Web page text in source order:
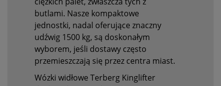
butlami. Nasze kompaktowe
jednostki, nadal oferujące znaczny
udźwig 1500 kg, są doskonałym
wyborem, jeśli dostawy często
przemieszczają się przez centra miast.
Wózki widłowe Terberg Kinglifter